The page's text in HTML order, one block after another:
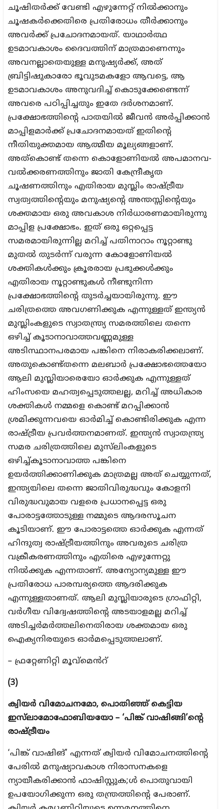
ചൂഷിതർക്ക് വേണ്ടി എഴുന്നേറ്റ് നിൽക്കാനും
ചൂഷകർക്കെതിരെ പ്രതിരോധം തീർക്കാനും
അവർക്ക് പ്രചോദനമായത്. യാഥാർത്ഥ
ഉടമാവകാശം ദൈവത്തിന് മാത്രമാണെന്നും
അവനല്ലാതെയുള്ള മനുഷ്യർക്ക്, അത്
ബ്രിട്ടിഷുകാരോ ഭൂവുടമകളോ ആവട്ടെ, ആ
ഉടമാവകാശം അനുവദിച്ച് കൊടുക്കേണ്ടെന്ന്
അവരെ പഠിപ്പിച്ചതും ഇതേ ദർശനമാണ്.
പ്രക്ഷോഭത്തിന്റെ പാതയിൽ ജീവൻ അർപ്പിക്കാൻ
മാപ്പിളമാർക്ക് പ്രചോദനമായത് ഇതിന്റെ
നീതിയുക്തമായ ആത്മീയ മൂല്യങ്ങളാണ്.
അത്കൊണ്ട് തന്നെ കൊളോണിയൽ അപമാനവ-
വൽക്കരണത്തിനും ജാതി കേന്ദ്രീകൃത
ചൂഷണത്തിനും എതിരായ മുസ്ലിം രാഷ്ട്രീയ
സ്വത്വത്തിന്റെയും മനുഷ്യന്റെ അന്തസ്സിന്റെയും
ശക്തമായ ഒരു അവകാശ നിർധാരണമായിരുന്നു
മാപ്പിള പ്രക്ഷോഭം. ഇത് ഒരു ഒറ്റപ്പെട്ട
സമരമായിരുന്നില്ല മറിച്ച് പതിനാറാം നൂറ്റാണ്ടു
മുതൽ തുടർന്ന് വരുന്ന കോളോണിയൽ
ശക്തികൾക്കും ക്രൂരരായ പ്രഭുക്കൾക്കും
എതിരായ നൂറ്റാണ്ടുകൾ നീണ്ടുനിന്ന
പ്രക്ഷോഭത്തിന്റെ തുടർച്ചയായിരുന്നു. ഈ
ചരിത്രത്തെ അവഗണിക്കുക എന്നുള്ളത് ഇന്ത്യൻ
മുസ്ലിംകളുടെ സ്വാതന്ത്ര്യ സമരത്തിലെ തന്നെ
ഒഴിച്ച് കൂടാനാവാത്തവണ്ണമുള്ള
അടിസ്ഥാനപരമായ പങ്കിനെ നിരാകരിക്കലാണ്.
അതുകൊണ്ട്തന്നെ മലബാർ പ്രക്ഷോഭത്തെയോ
ആലി മുസ്ലിയാരെയോ ഓർക്കുക എന്നുള്ളത്
ഹിംസയെ മഹത്വപ്പെടുത്തലല്ല, മറിച്ച് അധികാര
ശക്തികൾ നമ്മളെ കൊണ്ട് മറപ്പിക്കാൻ
ശ്രമിക്കുന്നവയെ ഓർമിച്ച് കൊണ്ടിരിക്കുക എന്ന
രാഷ്ട്രീയ പ്രവർത്തനമാണത്. ഇന്ത്യൻ സ്വാതന്ത്ര്യ
സമര ചരിത്രത്തിലെ മുസ്‌ലിംകളുടെ
ഒഴിച്ച്കൂടാനാവാത്ത പങ്കിനെ
ഉയർത്തിക്കാണിക്കുക മാത്രമല്ല അത് ചെയ്യുന്നത്,
ഇന്ത്യയിലെ തന്നെ ജാതിവിരുദ്ധവും കോളനി
വിരുദ്ധവുമായ വളരെ പ്രധാനപ്പെട്ട ഒരു
പോരാട്ടത്തോടുള്ള നമ്മുടെ ആദരസൂചന
കൂടിയാണ്. ഈ പോരാട്ടത്തെ ഓർക്കുക എന്നത്
ഹിന്ദുത്വ രാഷ്ട്രീയത്തിനും അവരുടെ ചരിത്ര
വക്രീകരണത്തിനും എതിരെ എഴുന്നേറ്റു
നിൽക്കുക എന്നതാണ്. അന്യോന്യമുള്ള ഈ
പ്രതിരോധ പാരമ്പര്യത്തെ ആദരിക്കുക
എന്നുള്ളതാണത്. ആലി മുസ്ലിയാരുടെ ഗ്രാഫിറ്റി,
വർഗീയ വിദ്വേഷത്തിന്റെ അടയാളമല്ല മറിച്ച്
അടിച്ചർമർത്തലിനെതിരായ ശക്തമായ ഒരു
ഐക്യനിരയുടെ ഓർമപ്പെടുത്തലാണ്.
– ഫ്രറ്റേണിറ്റി മൂവ്മെൻറ്
(3)
ക്വിയർ വിമോചനമോ, പൊതിഞ്ഞ് കെട്ടിയ
ഇസ്‌ലാമോഫോബിയയോ – ‘പിങ്ക് വാഷിങ്ങി’ന്റെ
രാഷ്ട്രീയം
‘പിങ്ക് വാഷിങ്’ എന്നത് ക്വിയർ വിമോചനത്തിന്റെ
പേരിൽ മനുഷ്യാവകാശ നിരാസനകളെ
ന്യായീകരിക്കാൻ ഫാഷിസ്റ്റുക;ൾ പൊതുവായി
ഉപയോഗിക്കുന്ന ഒരു തന്ത്രത്തിന്റെ പേരാണ്.